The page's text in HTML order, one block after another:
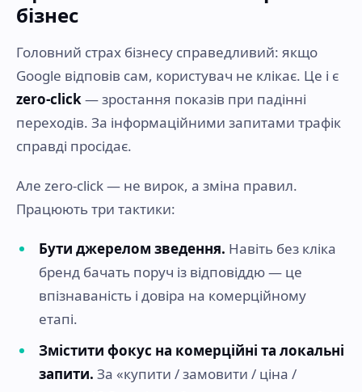
бізнес
Головний страх бізнесу справедливий: якщо
Google відповів сам, користувач не клікає. Це і є
zero-click— зростання показів при падінні
переходів. За інформаційними запитами трафік
справді просідає.
Але zero-click — не вирок, а зміна правил.
Працюють три тактики:
Бути джерелом зведення. Навіть без кліка
бренд бачать поруч із відповіддю — це
впізнаваність і довіра на комерційному
етапі.
Змістити фокус на комерційні та локальні
запити. За «купити / замовити / ціна /